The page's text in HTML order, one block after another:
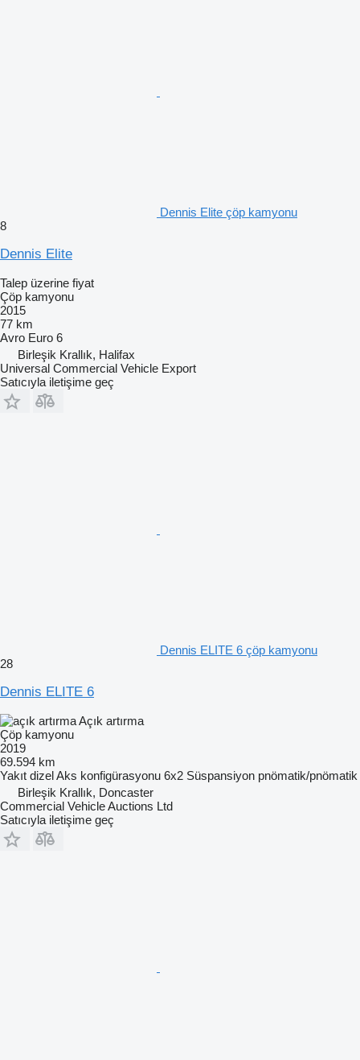
Dennis Elite çöp kamyonu
8
Dennis Elite
Talep üzerine fiyat
Çöp kamyonu
2015
77 km
Avro Euro 6
Birleşik Krallık, Halifax
Universal Commercial Vehicle Export
Satıcıyla iletişime geç
Dennis ELITE 6 çöp kamyonu
28
Dennis ELITE 6
Açık artırma
Çöp kamyonu
2019
69.594 km
Yakıt dizelAks konfigürasyonu 6x2 Süspansiyon pnömatik/pnömatik
Birleşik Krallık, Doncaster
Commercial Vehicle Auctions Ltd
Satıcıyla iletişime geç